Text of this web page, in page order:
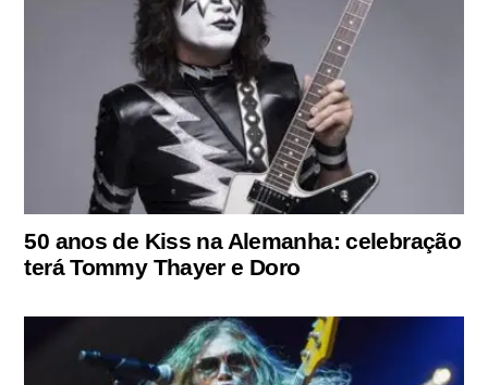
50 anos de Kiss na Alemanha: celebração
terá Tommy Thayer e Doro